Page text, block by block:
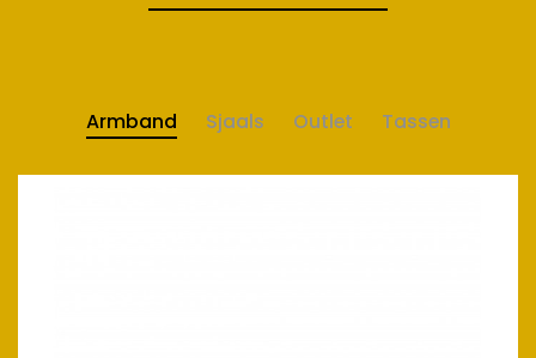
Armband Sjaals Outlet Tassen